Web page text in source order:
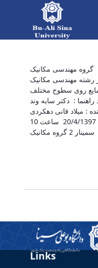
بر روی چگالش فیلم
فنی و مهندسی
گروه مهندسی مکانیک
رشته مهندسی مکانیک
روی سطوح مختلف
راهنما : دکتر سایه وند
: میلاد قانی دهکردی
گروه مکانیک
Links